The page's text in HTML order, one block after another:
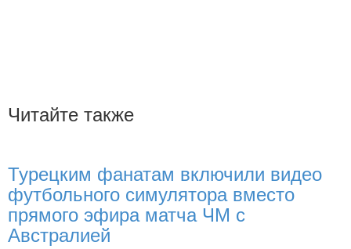
Читайте также
Турецким фанатам включили видео
футбольного симулятора вместо
прямого эфира матча ЧМ с
Австралией